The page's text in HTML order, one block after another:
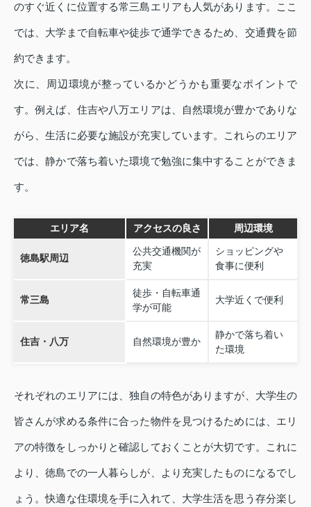
のすぐ近くに位置する常三島エリアも人気があります。ここ
では、大学まで自転車や徒歩で通学できるため、交通費を節
約できます。
次に、周辺環境が整っているかどうかも重要なポイントで
す。例えば、住吉や八万エリアは、自然環境が豊かでありな
がら、生活に必要な施設が充実しています。これらのエリア
では、静かで落ち着いた環境で勉強に集中することができま
す。
エリア名 アクセスの良さ 周辺環境
徳島駅周辺
公共交通機関が
充実
ショッピングや
食事に便利
常三島
徒歩・自転車通
学が可能
大学近くで便利
住吉・八万 自然環境が豊か
静かで落ち着い
た環境
それぞれのエリアには、独自の特色がありますが、大学生の
皆さんが求める条件に合った物件を見つけるためには、エリ
アの特徴をしっかりと確認しておくことが大切です。これに
より、徳島での一人暮らしが、より充実したものになるでし
ょう。快適な住環境を手に入れて、大学生活を思う存分楽し